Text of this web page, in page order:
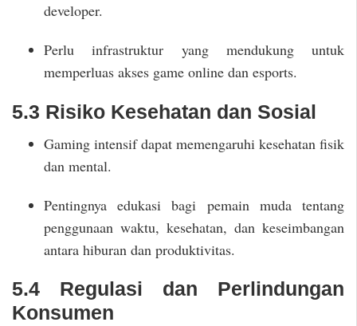
developer.
Perlu infrastruktur yang mendukung untuk
memperluas akses game online dan esports.
5.3 Risiko Kesehatan dan Sosial
Gaming intensif dapat memengaruhi kesehatan fisik
dan mental.
Pentingnya edukasi bagi pemain muda tentang
penggunaan waktu, kesehatan, dan keseimbangan
antara hiburan dan produktivitas.
5.4 Regulasi dan Perlindungan
Konsumen